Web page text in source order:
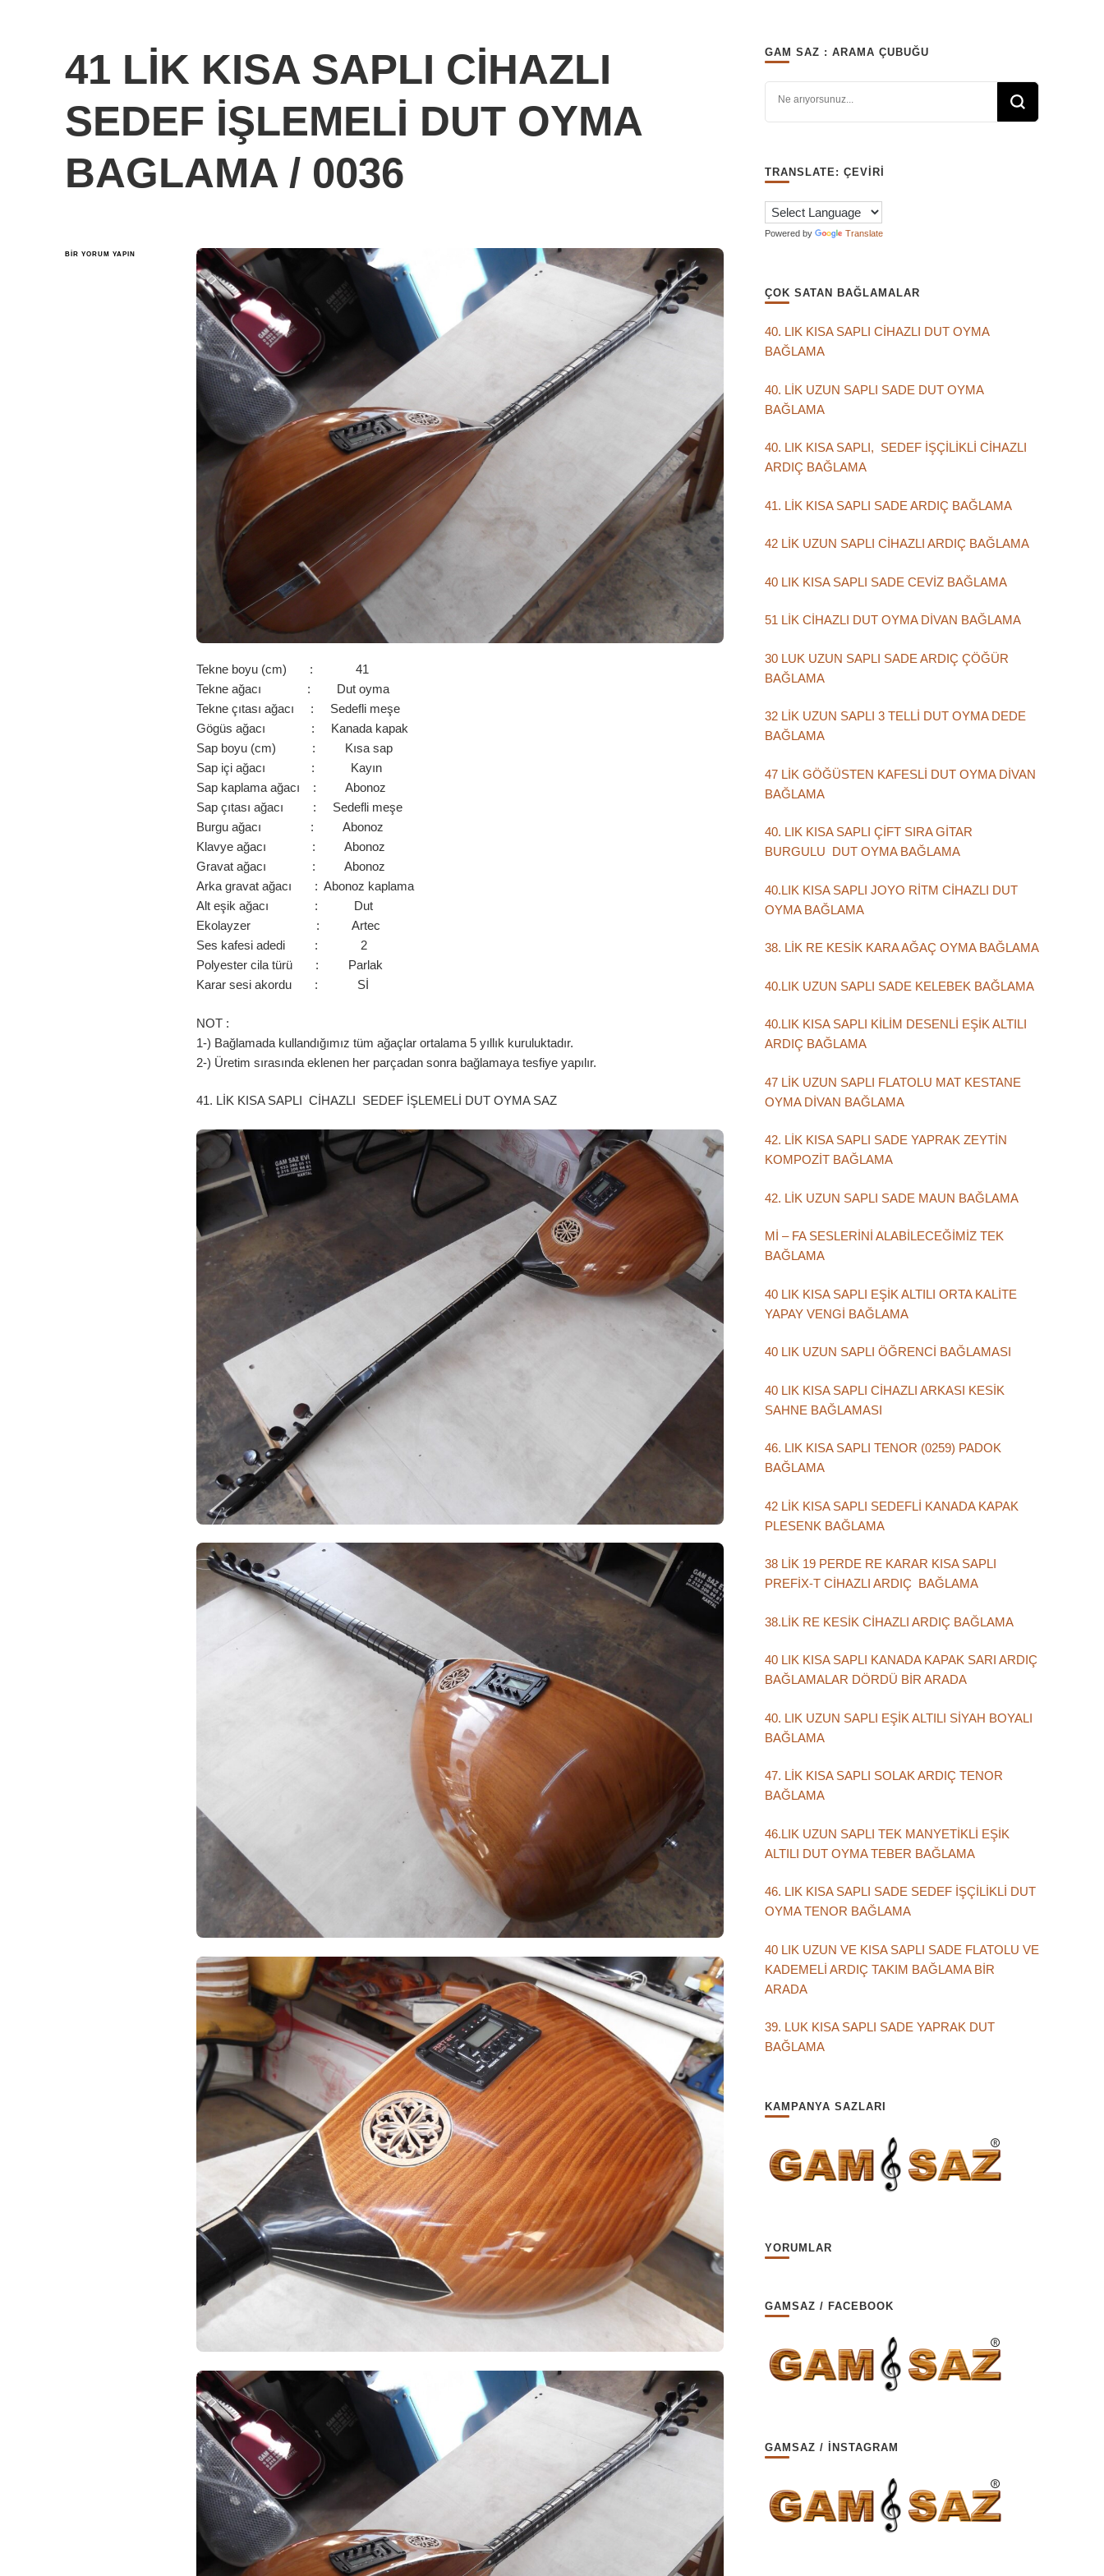
41 LİK KISA SAPLI CİHAZLI
SEDEF İŞLEMELİ DUT OYMA
BAGLAMA / 0036
41
BIR YORUM YAPIN
Tekne boyu (cm) : 41
Tekne ağacı : Dut oyma
Tekne çıtası ağacı : Sedefli meşe
Gögüs ağacı : Kanada kapak
Sap boyu (cm) : Kısa sap
Sap içi ağacı : Kayın
Sap kaplama ağacı : Abonoz
Sap çıtası ağacı : Sedefli meşe
Burgu ağacı : Abonoz
Klavye ağacı : Abonoz
Gravat ağacı : Abonoz
Arka gravat ağacı : Abonoz kaplama
Alt eşik ağacı : Dut
Ekolayzer : Artec
Ses kafesi adedi : 2
Polyester cila türü : Parlak
Karar sesi akordu : Sİ
NOT :
1-) Bağlamada kullandığımız tüm ağaçlar ortalama 5 yıllık kuruluktadır.
2-) Üretim sırasında eklenen her parçadan sonra bağlamaya tesfiye yapılır.
41. LİK KISA SAPLI CİHAZLI SEDEF İŞLEMELİ DUT OYMA SAZ
GAM SAZ : ARAMA ÇUBUĞU
TRANSLATE: ÇEVIRI
Powered by Translate
ÇOK SATAN BAĞLAMALAR
40. LIK KISA SAPLI CİHAZLI DUT OYMA
BAĞLAMA
40. LİK UZUN SAPLI SADE DUT OYMA
BAĞLAMA
40. LIK KISA SAPLI, SEDEF İŞÇİLİKLİ CİHAZLI
ARDIÇ BAĞLAMA
41. LİK KISA SAPLI SADE ARDIÇ BAĞLAMA
42 LİK UZUN SAPLI CİHAZLI ARDIÇ BAĞLAMA
40 LIK KISA SAPLI SADE CEVİZ BAĞLAMA
51 LİK CİHAZLI DUT OYMA DİVAN BAĞLAMA
30 LUK UZUN SAPLI SADE ARDIÇ ÇÖĞÜR
BAĞLAMA
32 LİK UZUN SAPLI 3 TELLİ DUT OYMA DEDE
BAĞLAMA
47 LİK GÖĞÜSTEN KAFESLİ DUT OYMA DİVAN
BAĞLAMA
40. LIK KISA SAPLI ÇİFT SIRA GİTAR
BURGULU DUT OYMA BAĞLAMA
40.LIK KISA SAPLI JOYO RİTM CİHAZLI DUT
OYMA BAĞLAMA
38. LİK RE KESİK KARA AĞAÇ OYMA BAĞLAMA
40.LIK UZUN SAPLI SADE KELEBEK BAĞLAMA
40.LIK KISA SAPLI KİLİM DESENLİ EŞİK ALTILI
ARDIÇ BAĞLAMA
47 LİK UZUN SAPLI FLATOLU MAT KESTANE
OYMA DİVAN BAĞLAMA
42. LİK KISA SAPLI SADE YAPRAK ZEYTİN
KOMPOZİT BAĞLAMA
42. LİK UZUN SAPLI SADE MAUN BAĞLAMA
Mİ – FA SESLERİNİ ALABİLECEĞİMİZ TEK
BAĞLAMA
40 LIK KISA SAPLI EŞİK ALTILI ORTA KALİTE
YAPAY VENGİ BAĞLAMA
40 LIK UZUN SAPLI ÖĞRENCİ BAĞLAMASI
40 LIK KISA SAPLI CİHAZLI ARKASI KESİK
SAHNE BAĞLAMASI
46. LIK KISA SAPLI TENOR (0259) PADOK
BAĞLAMA
42 LİK KISA SAPLI SEDEFLİ KANADA KAPAK
PLESENK BAĞLAMA
38 LİK 19 PERDE RE KARAR KISA SAPLI
PREFİX-T CİHAZLI ARDIÇ BAĞLAMA
38.LİK RE KESİK CİHAZLI ARDIÇ BAĞLAMA
40 LIK KISA SAPLI KANADA KAPAK SARI ARDIÇ
BAĞLAMALAR DÖRDÜ BİR ARADA
40. LIK UZUN SAPLI EŞİK ALTILI SİYAH BOYALI
BAĞLAMA
47. LİK KISA SAPLI SOLAK ARDIÇ TENOR
BAĞLAMA
46.LIK UZUN SAPLI TEK MANYETİKLİ EŞİK
ALTILI DUT OYMA TEBER BAĞLAMA
46. LIK KISA SAPLI SADE SEDEF İŞÇİLİKLİ DUT
OYMA TENOR BAĞLAMA
40 LIK UZUN VE KISA SAPLI SADE FLATOLU VE
KADEMELİ ARDIÇ TAKIM BAĞLAMA BİR
ARADA
39. LUK KISA SAPLI SADE YAPRAK DUT
BAĞLAMA
KAMPANYA SAZLARI
YORUMLAR
GAMSAZ / FACEBOOK
GAMSAZ / İNSTAGRAM